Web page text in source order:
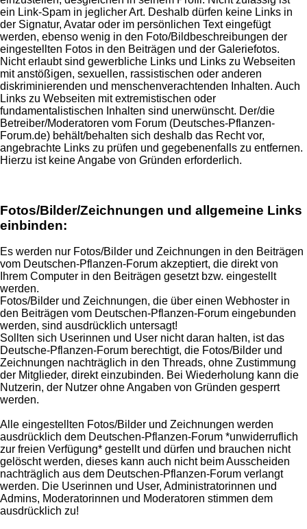
ein Link-Spam in jeglicher Art. Deshalb dürfen keine Links in
der Signatur, Avatar oder im persönlichen Text eingefügt
werden, ebenso wenig in den Foto/Bildbeschreibungen der
eingestellten Fotos in den Beiträgen und der Galeriefotos.
Nicht erlaubt sind gewerbliche Links und Links zu Webseiten
mit anstößigen, sexuellen, rassistischen oder anderen
diskriminierenden und menschenverachtenden Inhalten. Auch
Links zu Webseiten mit extremistischen oder
fundamentalistischen Inhalten sind unerwünscht. Der/die
Betreiber/Moderatoren vom Forum (Deutsches-Pflanzen-
Forum.de) behält/behalten sich deshalb das Recht vor,
angebrachte Links zu prüfen und gegebenenfalls zu entfernen.
Hierzu ist keine Angabe von Gründen erforderlich.
Fotos/Bilder/Zeichnungen und allgemeine Links
einbinden:
Es werden nur Fotos/Bilder und Zeichnungen in den Beiträgen
vom Deutschen-Pflanzen-Forum akzeptiert, die direkt von
Ihrem Computer in den Beiträgen gesetzt bzw. eingestellt
werden.
Fotos/Bilder und Zeichnungen, die über einen Webhoster in
den Beiträgen vom Deutschen-Pflanzen-Forum eingebunden
werden, sind ausdrücklich untersagt!
Sollten sich Userinnen und User nicht daran halten, ist das
Deutsche-Pflanzen-Forum berechtigt, die Fotos/Bilder und
Zeichnungen nachträglich in den Threads, ohne Zustimmung
der Mitglieder, direkt einzubinden. Bei Wiederholung kann die
Nutzerin, der Nutzer ohne Angaben von Gründen gesperrt
werden.
Alle eingestellten Fotos/Bilder und Zeichnungen werden
ausdrücklich dem Deutschen-Pflanzen-Forum *unwiderruflich
zur freien Verfügung* gestellt und dürfen und brauchen nicht
gelöscht werden, dieses kann auch nicht beim Ausscheiden
nachträglich aus dem Deutschen-Pflanzen-Forum verlangt
werden. Die Userinnen und User, Administratorinnen und
Admins, Moderatorinnen und Moderatoren stimmen dem
ausdrücklich zu!